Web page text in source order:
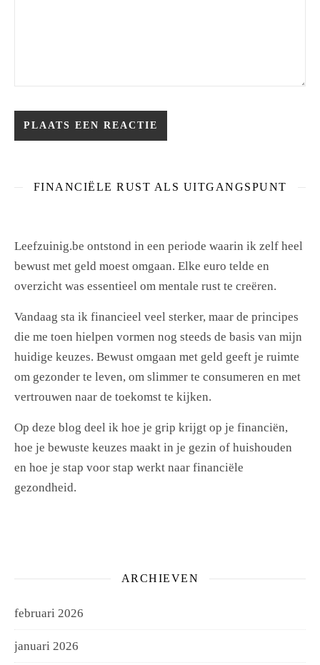
FINANCIËLE RUST ALS UITGANGSPUNT
Leefzuinig.be ontstond in een periode waarin ik zelf heel
bewust met geld moest omgaan. Elke euro telde en
overzicht was essentieel om mentale rust te creëren.
Vandaag sta ik financieel veel sterker, maar de principes
die me toen hielpen vormen nog steeds de basis van mijn
huidige keuzes. Bewust omgaan met geld geeft je ruimte
om gezonder te leven, om slimmer te consumeren en met
vertrouwen naar de toekomst te kijken.
Op deze blog deel ik hoe je grip krijgt op je financiën,
hoe je bewuste keuzes maakt in je gezin of huishouden
en hoe je stap voor stap werkt naar financiële
gezondheid.
ARCHIEVEN
februari 2026
januari 2026